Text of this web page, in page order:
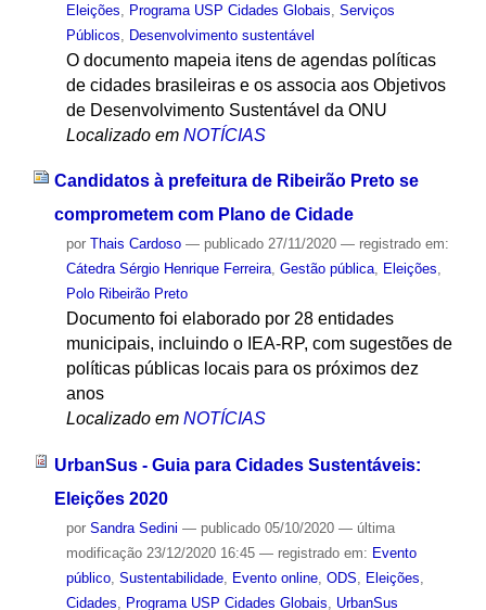
Eleições
Programa USP Cidades Globais Serviços
Públicos
Desenvolvimento sustentável
O documento mapeia itens de agendas políticas
de cidades brasileiras e os associa aos Objetivos
de Desenvolvimento Sustentável da ONU
Localizado em NOTÍCIAS
Candidatos à prefeitura de Ribeirão Preto se
comprometem com Plano de Cidade
por Thais Cardoso — publicado27/11/2020 — registrado em:
Cátedra Sérgio Henrique Ferreira, Gestão pública, Eleições,
Polo Ribeirão Preto
Documento foi elaborado por 28 entidades
municipais, incluindo o IEA-RP, com sugestões de
políticas públicas locais para os próximos dez
anos
Localizado em NOTÍCIAS
UrbanSus - Guia para Cidades Sustentáveis:
Eleições 2020
por Sandra Sedini — publicado05/10/2020 — última
modificação23/12/2020 16:45 — registrado em: Evento
público, Sustentabilidade, Evento online, ODS, Eleições,
Cidades, Programa USP Cidades Globais, UrbanSus